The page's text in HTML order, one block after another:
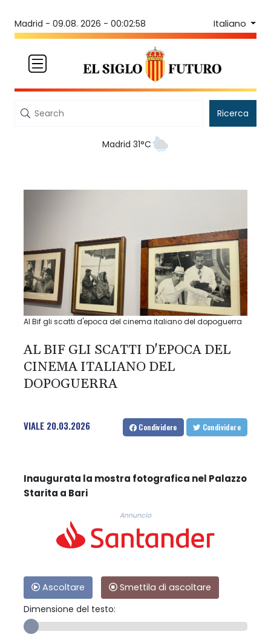
Madrid - 09.08. 2026 - 00:02:59 Italiano
Ricerca
Madrid 31°C
Al Bif gli scatti d'epoca del cinema italiano del dopoguerra
AL BIF GLI SCATTI D'EPOCA DEL
CINEMA ITALIANO DEL
DOPOGUERRA
VIALE 20.03.2026 Condividere Condividere
Inaugurata la mostra fotografica nel Palazzo
Starita a Bari
Annuncio
Ascoltare
Smettila di ascoltare
Dimensione del testo: